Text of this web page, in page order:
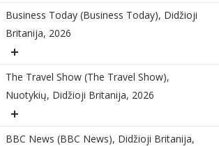
Business Today (Business Today), Didžioji
Britanija, 2026
The Travel Show (The Travel Show),
Nuotykių, Didžioji Britanija, 2026
BBC News (BBC News), Didžioji Britanija,